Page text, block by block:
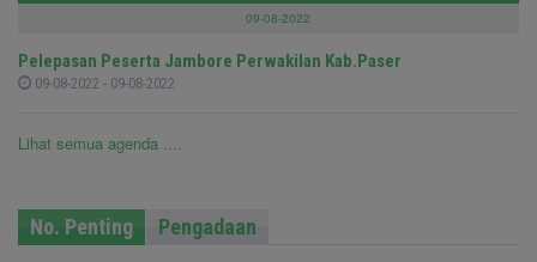
09-08-2022
Pelepasan Peserta Jambore Perwakilan Kab.Paser
09-08-2022 - 09-08-2022
Lihat semua agenda ....
No. Penting Pengadaan